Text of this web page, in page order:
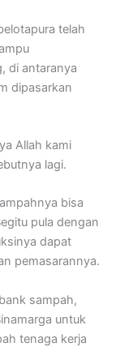
telah
di antaranya
dipasarkan
Allah kami
lagi.
bisa
pula dengan
dapat
pemasarannya.
sampah,
untuk
tenaga kerja